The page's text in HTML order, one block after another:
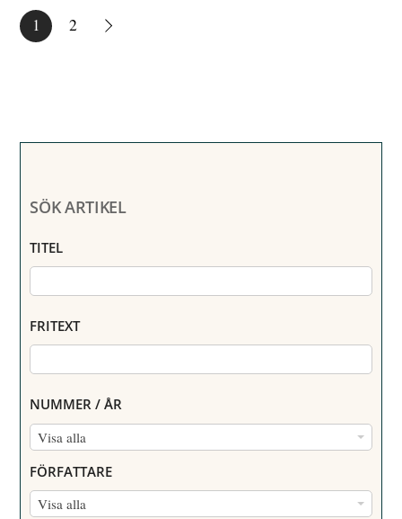
1 2
SÖK ARTIKEL
TITEL
FRITEXT
NUMMER / ÅR
Visa alla
N
M
M
FÖRFATTARE
Visa alla